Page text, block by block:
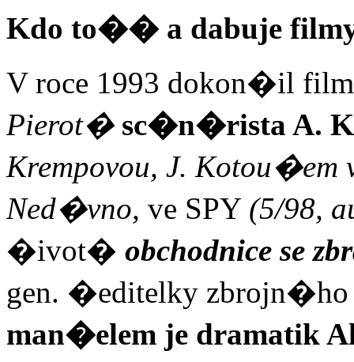
Kdo to�� a dabuje
V roce 1993 dokon�il
Pierot� sc�n�rista A.
Krempovou, J.
Ned�vno, ve SPY (5/98,
�ivot� obchodnice se
gen. �editelky zbrojn�ho
man�elem je dramatik